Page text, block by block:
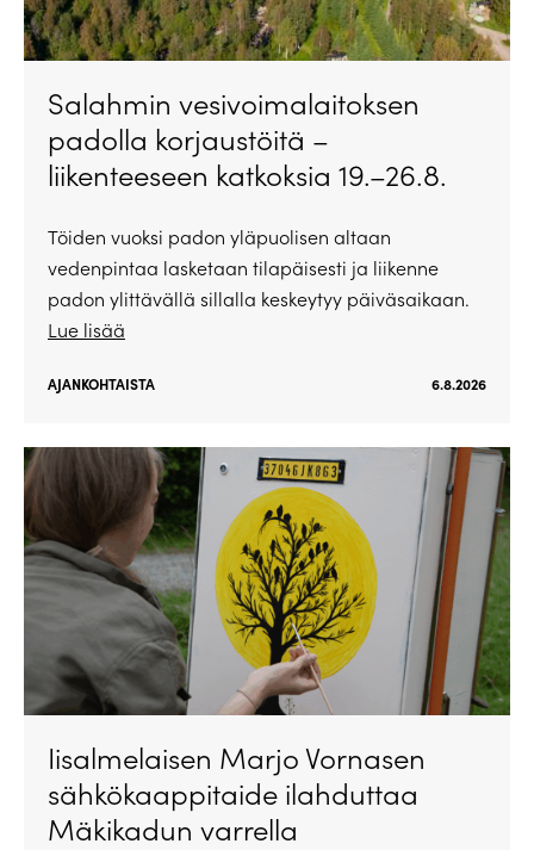
Salahmin vesivoimalaitoksen
padolla korjaustöitä –
liikenteeseen katkoksia 19.–26.8.
Töiden vuoksi padon yläpuolisen altaan
vedenpintaa lasketaan tilapäisesti ja liikenne
padon ylittävällä sillalla keskeytyy päiväsaikaan.
Lue lisää
AJANKOHTAISTA 6.8.2026
Iisalmelaisen Marjo Vornasen
sähkökaappitaide ilahduttaa
Mäkikadun varrella